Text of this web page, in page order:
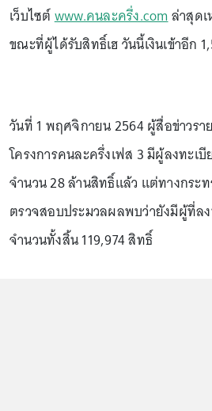
เว็บไซต์www.คนละครึ่ง.comล่าสุดเ
ขณะที่ผู้ได้รับสิทธิ์เฮ วันนี้เงินเข้าอีก
วันที่ 1 พฤศจิกายน 2564 ผู้สื่อข่าวรา
โครงการคนละครึ่งเฟส 3 มีผู้ลงทะเบี
จำนวน 28 ล้านสิทธิ์แล้ว แต่ทางกระ
ตรวจสอบประมวลผลพบว่ายังมีผู้ที่ลง
จำนวนทั้งสิ้น 119,974 สิทธิ์